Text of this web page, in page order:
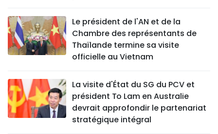
Le président de l'AN et de la
Chambre des représentants de
Thaïlande termine sa visite
officielle au Vietnam
La visite d'État du SG du PCV et
président To Lam en Australie
devrait approfondir le partenariat
stratégique intégral